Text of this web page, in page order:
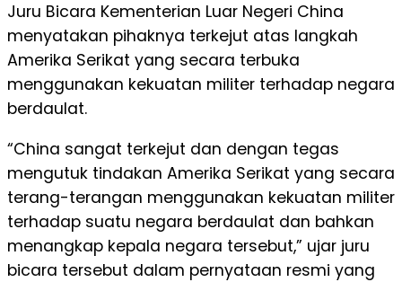
Juru Bicara Kementerian Luar Negeri China
menyatakan pihaknya terkejut atas langkah
Amerika Serikat yang secara terbuka
menggunakan kekuatan militer terhadap negara
berdaulat.
“China sangat terkejut dan dengan tegas
mengutuk tindakan Amerika Serikat yang secara
terang-terangan menggunakan kekuatan militer
terhadap suatu negara berdaulat dan bahkan
menangkap kepala negara tersebut,” ujar juru
bicara tersebut dalam pernyataan resmi yang